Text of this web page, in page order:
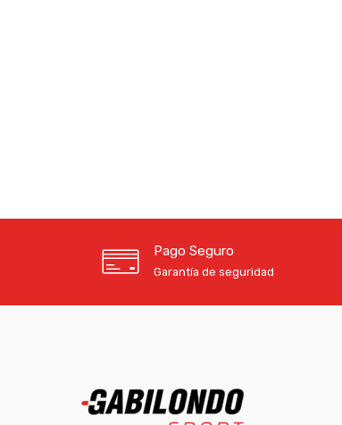
Pago Seguro
Garantía de seguridad